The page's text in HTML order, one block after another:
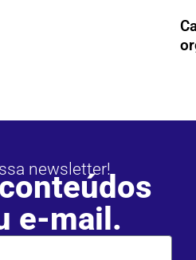
newsletter!
e-mail.